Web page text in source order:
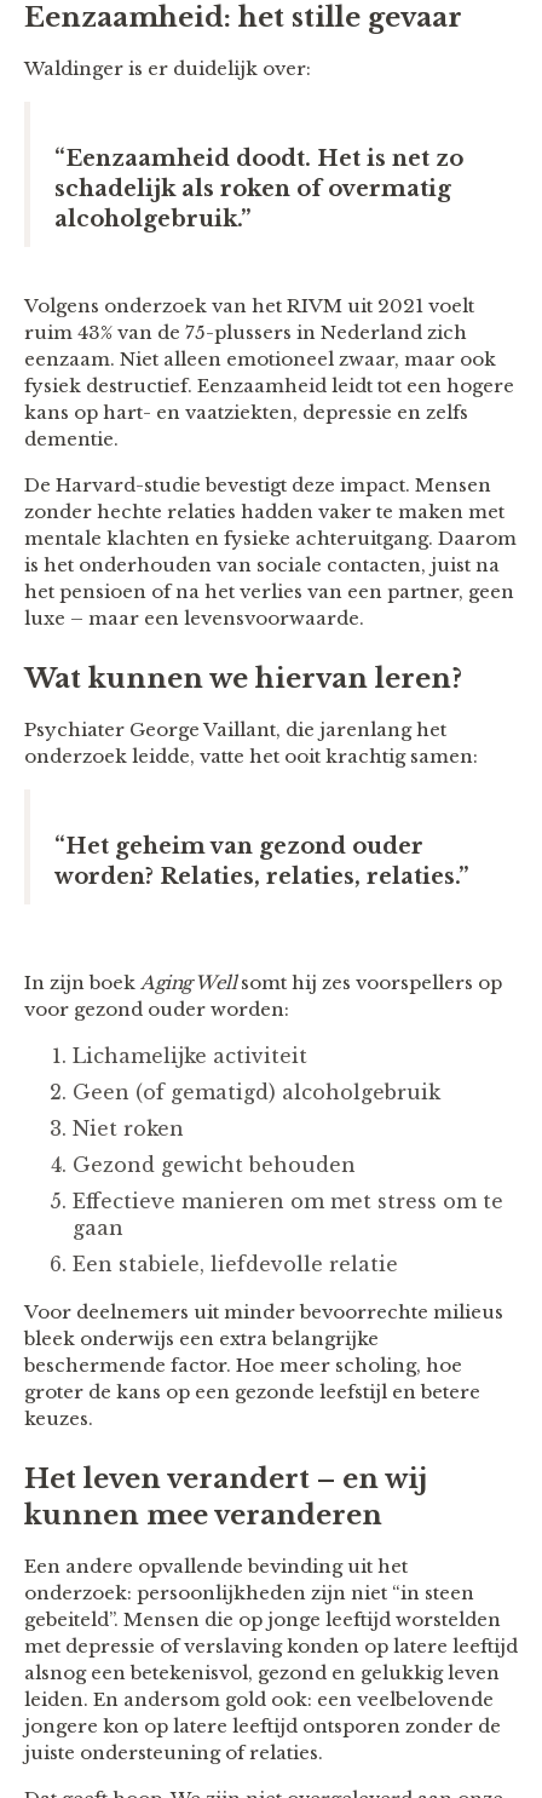
Eenzaamheid: het stille gevaar
Waldinger is er duidelijk over:
“Eenzaamheid doodt. Het is net zo
schadelijk als roken of overmatig
alcoholgebruik.”
Volgens onderzoek van het RIVM uit 2021 voelt
ruim 43% van de 75-plussers in Nederland zich
eenzaam. Niet alleen emotioneel zwaar, maar ook
fysiek destructief. Eenzaamheid leidt tot een hogere
kans op hart- en vaatziekten, depressie en zelfs
dementie.
De Harvard-studie bevestigt deze impact. Mensen
zonder hechte relaties hadden vaker te maken met
mentale klachten en fysieke achteruitgang. Daarom
is het onderhouden van sociale contacten, juist na
het pensioen of na het verlies van een partner, geen
luxe – maar een levensvoorwaarde.
Wat kunnen we hiervan leren?
Psychiater George Vaillant, die jarenlang het
onderzoek leidde, vatte het ooit krachtig samen:
“Het geheim van gezond ouder
worden? Relaties, relaties, relaties.”
In zijn boek Aging Wellsomt hij zes voorspellers op
voor gezond ouder worden:
Lichamelijke activiteit
Geen (of gematigd) alcoholgebruik
Niet roken
Gezond gewicht behouden
Effectieve manieren om met stress om te
gaan
Een stabiele, liefdevolle relatie
Voor deelnemers uit minder bevoorrechte milieus
bleek onderwijs een extra belangrijke
beschermende factor. Hoe meer scholing, hoe
groter de kans op een gezonde leefstijl en betere
keuzes.
Het leven verandert – en wij
kunnen mee veranderen
Een andere opvallende bevinding uit het
onderzoek: persoonlijkheden zijn niet “in steen
gebeiteld”. Mensen die op jonge leeftijd worstelden
met depressie of verslaving konden op latere leeftijd
alsnog een betekenisvol, gezond en gelukkig leven
leiden. En andersom gold ook: een veelbelovende
jongere kon op latere leeftijd ontsporen zonder de
juiste ondersteuning of relaties.